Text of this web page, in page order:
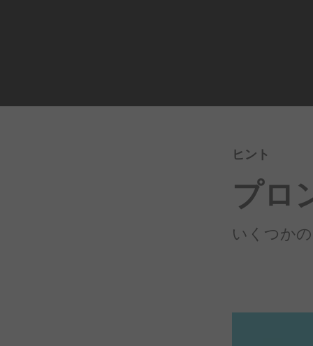
ヒント
プロ
いくつかの